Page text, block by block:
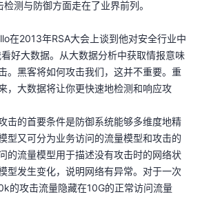
测与防御方面走在了业界前列。
在2013年RSA大会上谈到他对安全行业中
好大数据。从大数据分析中获取情报意味
。黑客将如何攻击我们，这并不重要。重
，大数据将让你更快速地检测和响应攻
击的首要条件是防御系统能够多维度地精
型又可分为业务访问的流量模型和攻击的
的流量模型用于描述没有攻击时的网络状
型发生变化，说明网络有异常。对于一次
的攻击流量隐藏在10G的正常访问流量